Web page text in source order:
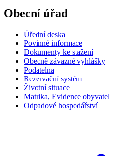
Obecní úřad
Úřední deska
Povinné informace
Dokumenty ke stažení
Obecně závazné vyhlášky
Podatelna
Rezervační systém
Životní situace
Matrika, Evidence obyvatel
Odpadové hospodářství